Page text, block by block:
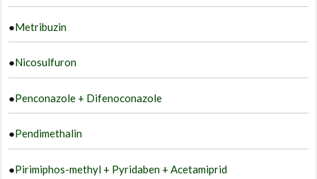
●Metribuzin
●Nicosulfuron
●Penconazole + Difenoconazole
●Pendimethalin
●Pirimiphos-methyl + Pyridaben + Acetamiprid